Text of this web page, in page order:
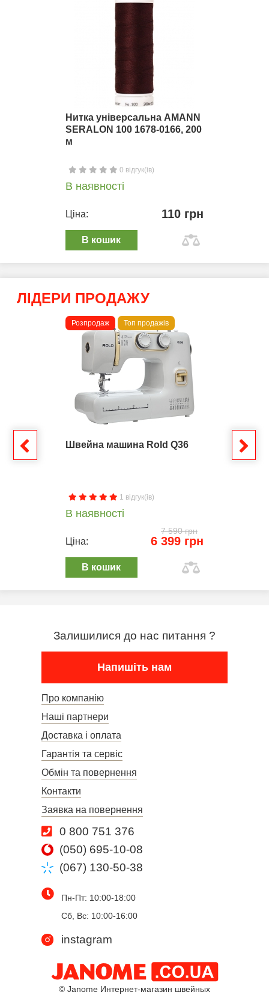
Нитка універсальна AMANN
SERALON 100 1678-0166, 200
м
0 відгук(ів)
В наявності
Ціна: 110 грн
В кошик
ЛІДЕРИ ПРОДАЖУ
Розпродаж Топ продажів
Швейна машина Rold Q36
1 відгук(ів)
В наявності
7 590 грн
Ціна: 6 399 грн
В кошик
Залишилися до нас питання ?
Напишіть нам
Про компанію
Наші партнери
Доставка і оплата
Гарантія та сервіс
Обмін та повернення
Контакти
Заявка на повернення
0 800 751 376
(050) 695-10-08
(067) 130-50-38
Пн-Пт: 10:00-18:00
Сб, Вс: 10:00-16:00
instagram
© Janome Интернет-магазин швейных